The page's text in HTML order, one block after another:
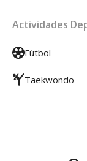
Actividades
Fútbol
Taekwondo